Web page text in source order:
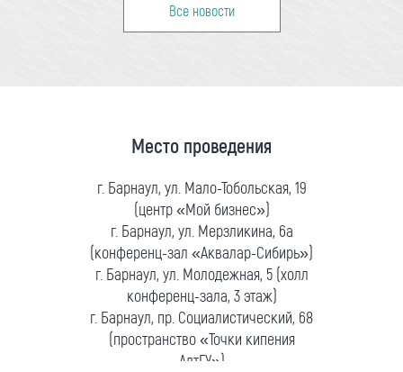
Все новости
Место проведения
г. Барнаул, ул. Мало-Тобольская, 19
(центр «Мой бизнес»)
г. Барнаул, ул. Мерзликина, 6а
(конференц-зал «Аквалар-Сибирь»)
г. Барнаул, ул. Молодежная, 5 (холл
конференц-зала, 3 этаж)
г. Барнаул, пр. Социалистический, 68
(пространство «Точки кипения
АлтГУ»)